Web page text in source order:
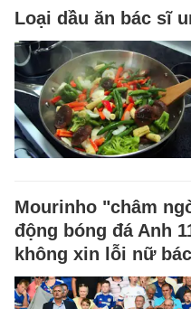
Loại dầu ăn bác sĩ
Mourinho "châm
động bóng đá Anh
không xin lỗi nữ